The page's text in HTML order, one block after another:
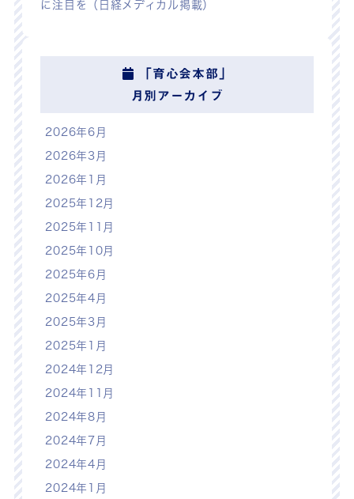
に注目を（日経メディカル掲載）
「育心会本部」
月別アーカイブ
2026年6月
2026年3月
2026年1月
2025年12月
2025年11月
2025年10月
2025年6月
2025年4月
2025年3月
2025年1月
2024年12月
2024年11月
2024年8月
2024年7月
2024年4月
2024年1月